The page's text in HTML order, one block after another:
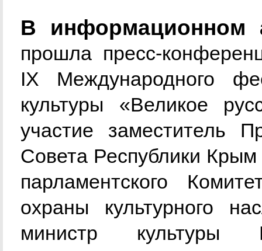
В информационном
прошла пресс-
IX Международного
культуры «Великое
участие заместитель
Совета Республики
парламентского
охраны культурного
министр культуры